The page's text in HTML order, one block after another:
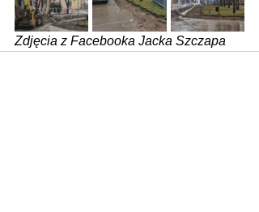
Zdjęcia z Facebooka Jacka Szczapa